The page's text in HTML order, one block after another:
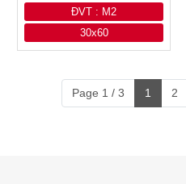
ĐVT : M2
30x60
Page 1 / 3 1 2